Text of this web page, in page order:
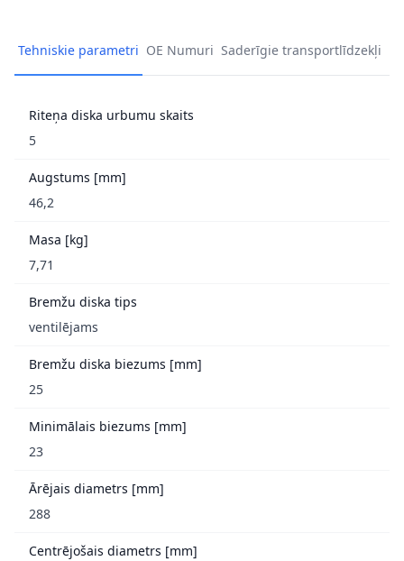
Tehniskie parametri OE Numuri Saderīgie transportlīdzekļi
Riteņa diska urbumu skaits
5
Augstums [mm]
46,2
Masa [kg]
7,71
Bremžu diska tips
ventilējams
Bremžu diska biezums [mm]
25
Minimālais biezums [mm]
23
Ārējais diametrs [mm]
288
Centrējošais diametrs [mm]